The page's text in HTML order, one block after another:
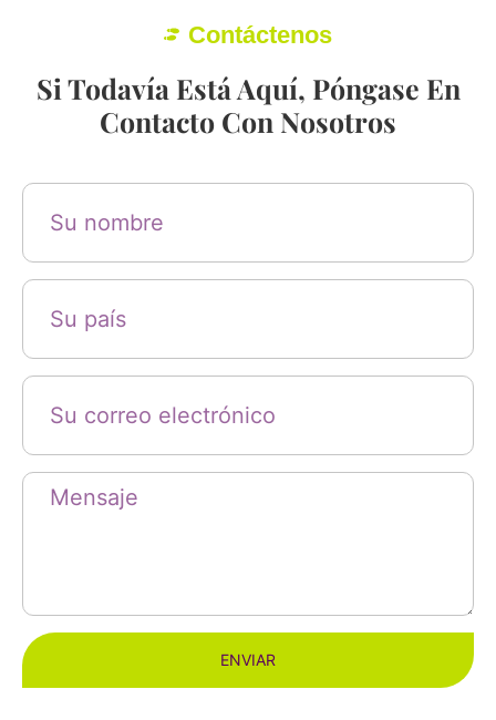
Contáctenos
Si Todavía Está Aquí, Póngase En
Contacto Con Nosotros
ENVIAR